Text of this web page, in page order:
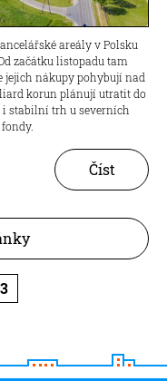
areály v Polsku
začátku listopadu tam
nákupy pohybují nad
korun plánují utratit do
i stabilní trh u severních
Číst
3